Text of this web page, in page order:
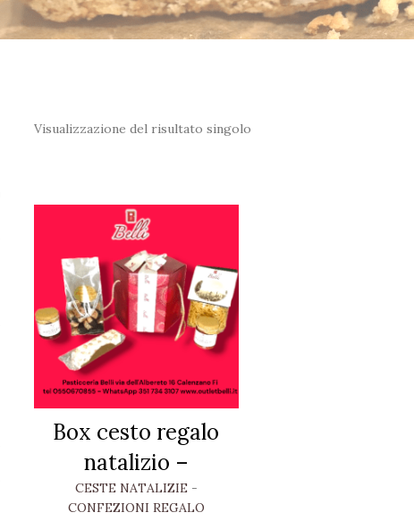
Visualizzazione del risultato singolo
Box cesto regalo
natalizio –
CESTE NATALIZIE -
CONFEZIONI REGALO